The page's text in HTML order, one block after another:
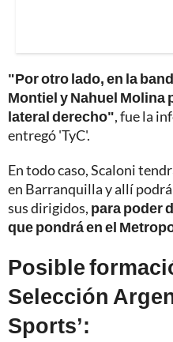
"Por otro lado, en la
Montiel y Nahuel Molina
lateral derecho", fue la
entregó 'TyC'.
En todo caso, Scaloni
en Barranquilla y allí
sus dirigidos, para poder
que pondrá en el
Posible
Selección
Sports’: